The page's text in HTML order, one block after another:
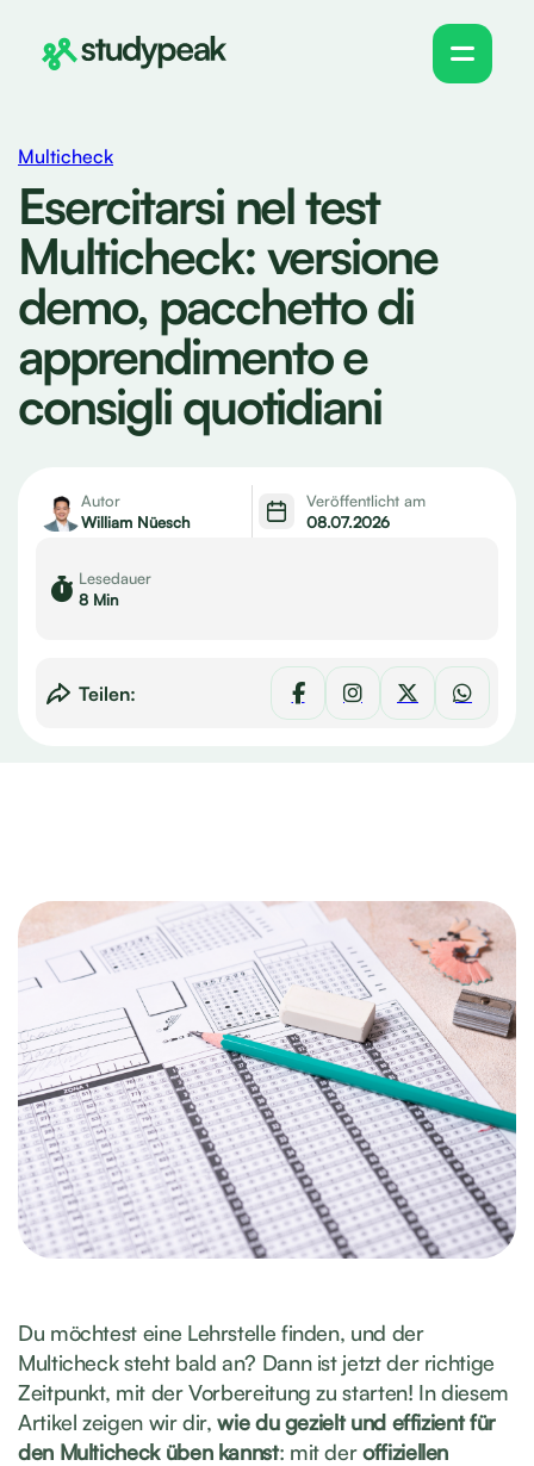
Multicheck
Esercitarsi nel test
Multicheck: versione
demo, pacchetto di
apprendimento e
consigli quotidiani
Autor
William Nüesch
Veröffentlicht am
08.07.2026
Lesedauer
8 Min
Teilen:
Du möchtest eine Lehrstelle finden, und der
Multicheck steht bald an? Dann ist jetzt der richtige
Zeitpunkt, mit der Vorbereitung zu starten! In diesem
Artikel zeigen wir dir,wie du gezielt und effizient für
den Multicheck üben kannst: mit deroffiziellen